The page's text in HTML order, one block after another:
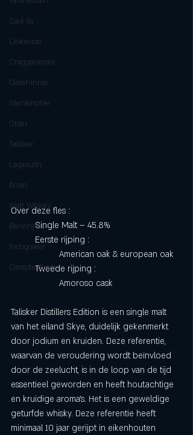
Caol Ila
Linkwood
Cragganmore
Dalwhinnie
Glenkinchie
Oban
Talisker
Lagavulin
Arran
Watt Whisky
Benrinnes
Inchgower
Campbeltown
Over deze fles :
	Single Malt – 45.8%
	Eerste rijping :
		American oak & european oak
	Tweede rijping :
		Amoroso cask
Talisker Distillers Edition is een single malt
van het eiland Skye, duidelijk gekenmerkt
door jodium en kruiden. Deze referentie,
waarvan de veroudering wordt beïnvloed
door de zeelucht, is in de loop van de tijd
essentieel geworden en heeft houtachtige
en kruidige aroma's. Het is een geweldige
geturfde whisky. Deze referentie heeft
minimaal 10 jaar gerijpt in eikenhouten